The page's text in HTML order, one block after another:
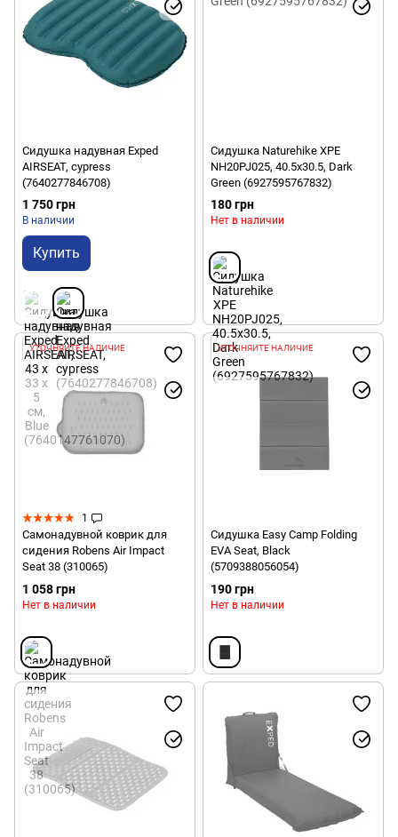
Сидушка надувная Exped
AIRSEAT, cypress
(7640277846708)
1 750 грн
В наличии
Купить
Сидушка Naturehike XPE
NH20PJ025, 40.5x30.5, Dark
Green (6927595767832)
180 грн
Нет в наличии
УТОЧНЯЙТЕ НАЛИЧИЕ
1
Самонадувной коврик для
сидения Robens Air Impact
Seat 38 (310065)
1 058 грн
Нет в наличии
УТОЧНЯЙТЕ НАЛИЧИЕ
Сидушка Easy Camp Folding
EVA Seat, Black
(5709388056054)
190 грн
Нет в наличии